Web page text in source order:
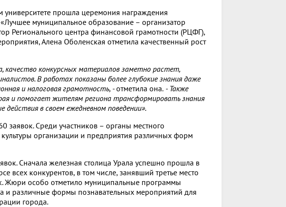
университете прошла церемония награждения
муниципальное образование – организатор
Регионального центра финансовой грамотности (РЦФГ),
Алена Оболенская отметила качественный рост
конкурсных материалов заметно растет,
В работах показаны более глубокие знания даже
и налоговая грамотность, -отметила она. - Также
и помогает жителям региона трансформировать знания
в своем ежедневном поведении».
заявок. Среди участников – органы местного
организации и предприятия различных форм
Сначала железная столица Урала успешно прошла в
всех конкурентов, в том числе, занявший третье место
Жюри особо отметило муниципальные программы
и различные формы познавательных мероприятий для
города.